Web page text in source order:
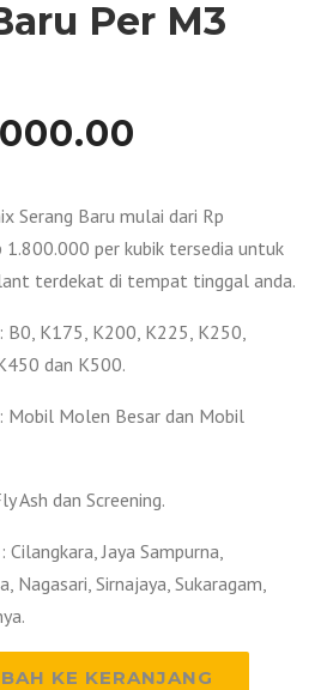
Per M3
Serang Baru mulai dari Rp
1.800.000 per kubik tersedia untuk
terdekat di tempat tinggal anda.
K175, K200, K225, K250,
dan K500.
Mobil Molen Besar dan Mobil
Ash dan Screening.
Cilangkara, Jaya Sampurna,
Nagasari, Sirnajaya, Sukaragam,
KE KERANJANG